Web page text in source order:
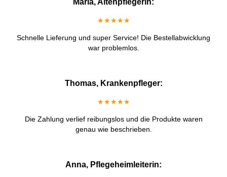
Maria, Altenpflegerin:
★★★★★
Schnelle Lieferung und super Service! Die Bestellabwicklung
war problemlos.
Thomas, Krankenpfleger:
★★★★★
Die Zahlung verlief reibungslos und die Produkte waren
genau wie beschrieben.
Anna, Pflegeheimleiterin: